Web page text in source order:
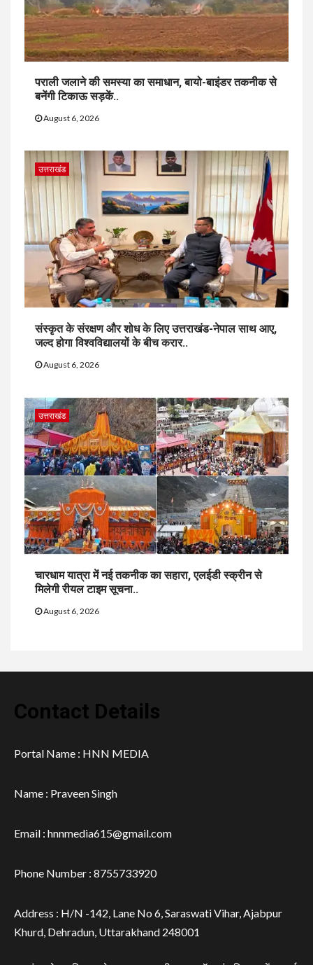
पराली जलाने की समस्या का समाधान, बायो-बाइंडर तकनीक से
बनेंगी टिकाऊ सड़कें..
August 6, 2026
उत्तराखंड
संस्कृत के संरक्षण और शोध के लिए उत्तराखंड-नेपाल साथ आए,
जल्द होगा विश्वविद्यालयों के बीच करार..
August 6, 2026
उत्तराखंड
चारधाम यात्रा में नई तकनीक का सहारा, एलईडी स्क्रीन से
मिलेगी रीयल टाइम सूचना..
August 6, 2026
Contact Details
Portal Name : HNN MEDIA
Name : Praveen Singh
Email : hnnmedia615@gmail.com
Phone Number : 8755733920
Address : H/N -142, Lane No 6, Saraswati Vihar, Ajabpur
Khurd, Dehradun, Uttarakhand 248001